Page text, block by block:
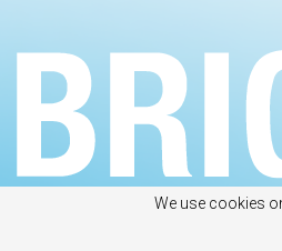
We use cookies